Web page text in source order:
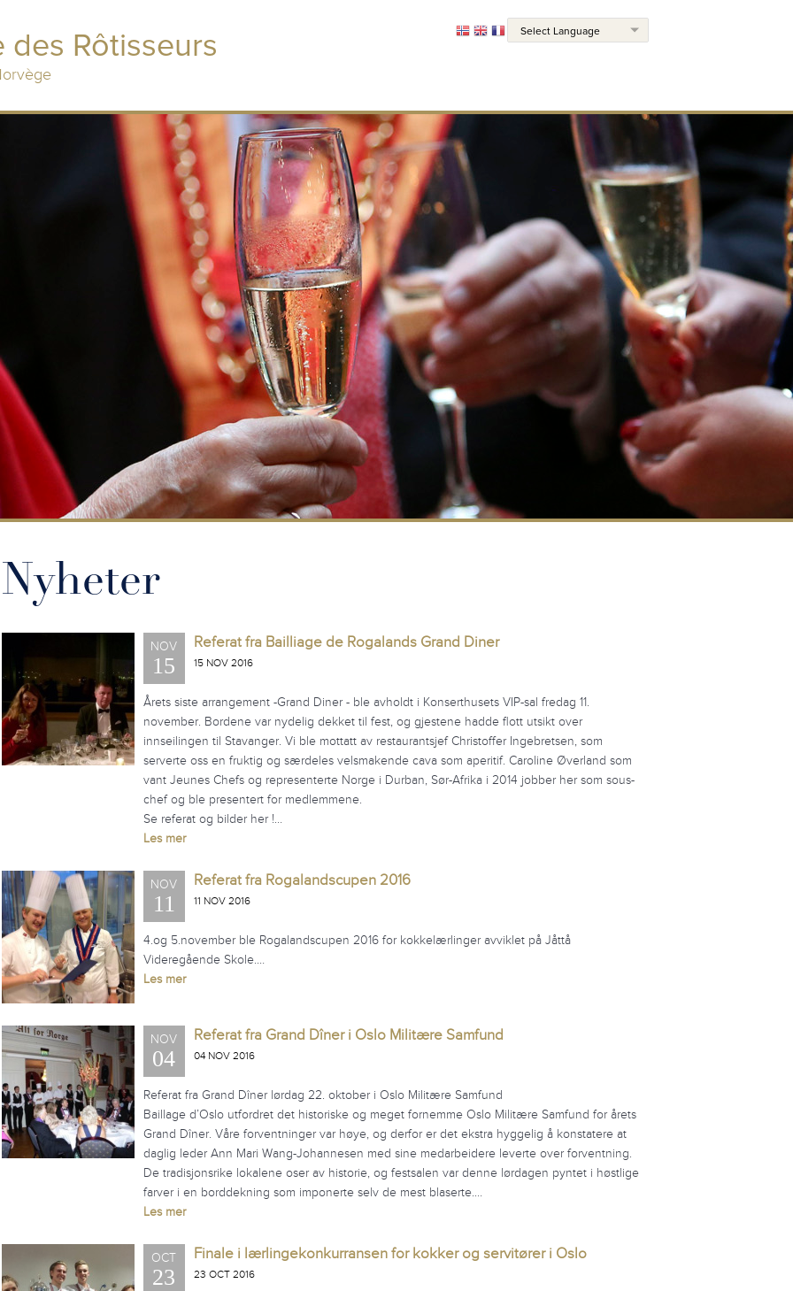
des Rôtisseurs
Nyheter
NOV
15
Referat fra Bailliage de Rogalands Grand Diner
15 NOV 2016
Årets siste arrangement -Grand Diner - ble avholdt i Konserthusets VIP-sal fredag 11.
november. Bordene var nydelig dekket til fest, og gjestene hadde flott utsikt over
innseilingen til Stavanger. Vi ble mottatt av restaurantsjef Christoffer Ingebretsen, som
serverte oss en fruktig og særdeles velsmakende cava som aperitif. Caroline Øverland som
vant Jeunes Chefs og representerte Norge i Durban, Sør-Afrika i 2014 jobber her som sous-
chef og ble presentert for medlemmene.
Se referat og bilder her !…
Les mer
NOV
11
Referat fra Rogalandscupen 2016
11 NOV 2016
4.og 5.november ble Rogalandscupen 2016 for kokkelærlinger avviklet på Jåttå
Videregående Skole.…
Les mer
NOV
04
Referat fra Grand Dîner i Oslo Militære Samfund
04 NOV 2016
Referat fra Grand Dîner lørdag 22. oktober i Oslo Militære Samfund
Baillage d’Oslo utfordret det historiske og meget fornemme Oslo Militære Samfund for årets
Grand Dîner. Våre forventninger var høye, og derfor er det ekstra hyggelig å konstatere at
daglig leder Ann Mari Wang-Johannesen med sine medarbeidere leverte over forventning.
De tradisjonsrike lokalene oser av historie, og festsalen var denne lørdagen pyntet i høstlige
farver i en borddekning som imponerte selv de mest blaserte.…
Les mer
OCT
23
Finale i lærlingekonkurransen for kokker og servitører i Oslo
23 OCT 2016